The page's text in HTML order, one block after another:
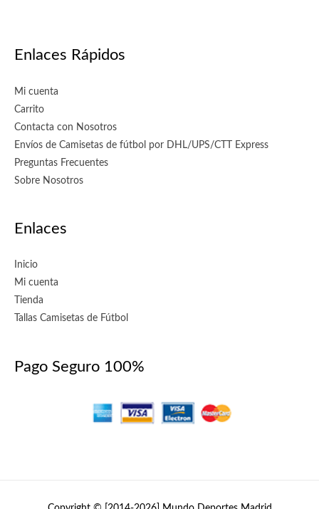
Enlaces Rápidos
Mi cuenta
Carrito
Contacta con Nosotros
Envíos de Camisetas de fútbol por DHL/UPS/CTT Express
Preguntas Frecuentes
Sobre Nosotros
Enlaces
Inicio
Mi cuenta
Tienda
Tallas Camisetas de Fútbol
Pago Seguro 100%